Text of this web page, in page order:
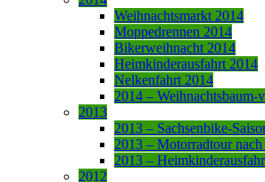
Weihnachtsmarkt 2014
Moppedrennen 2014
Bikerweihnacht 2014
Heimkinderausfahrt 2014
Nelkenfahrt 2014
2014 – Weihnachtsbaum-
2013
2013 – Sachsenbike-
2013 – Motorradtour
2013 –
2012